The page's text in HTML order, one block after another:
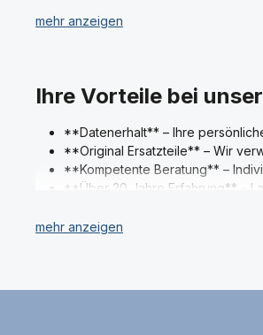
nach der Reparatur sichern und weiter
Ihre Vorteile bei
**Datenerhalt** – Ihre
**Original Ersatzteile** – Wir
**Kompetente Beratung** –
**Über 20 Jahre Erfahrung** –
**Eigene Fach-Werkstatt** –